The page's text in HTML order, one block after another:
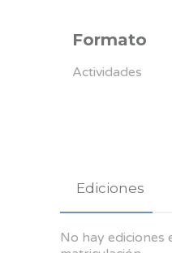
Formato
Actividades
Ediciones
No hay ediciones